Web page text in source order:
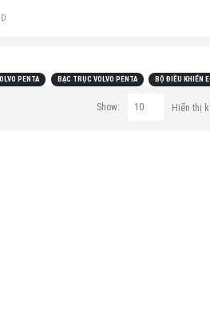
PENTA BẠC TRỤC VOLVO PENTA BỘ ĐIỀU KHIỂN
Hiển thị
Show: